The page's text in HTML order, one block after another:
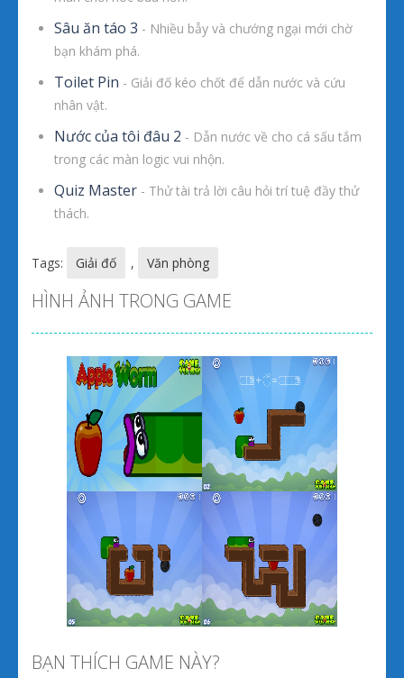
Sâu ăn táo 3 - Nhiều bẫy và chướng ngại mới chờ
bạn khám phá.
Toilet Pin - Giải đố kéo chốt để dẫn nước và cứu
nhân vật.
Nước của tôi đâu 2 - Dẫn nước về cho cá sấu tắm
trong các màn logic vui nhộn.
Quiz Master - Thử tài trả lời câu hỏi trí tuệ đầy thử
thách.
Tags: Giải đố , Văn phòng
HÌNH ẢNH TRONG GAME
PLAY
Zoom PLAY
Zoom
BẠN THÍCH GAME NÀY?